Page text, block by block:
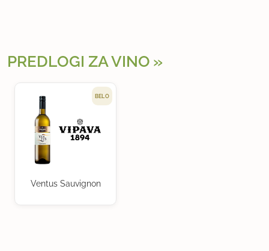
PREDLOGI ZA VINO
BELO
Ventus Sauvignon